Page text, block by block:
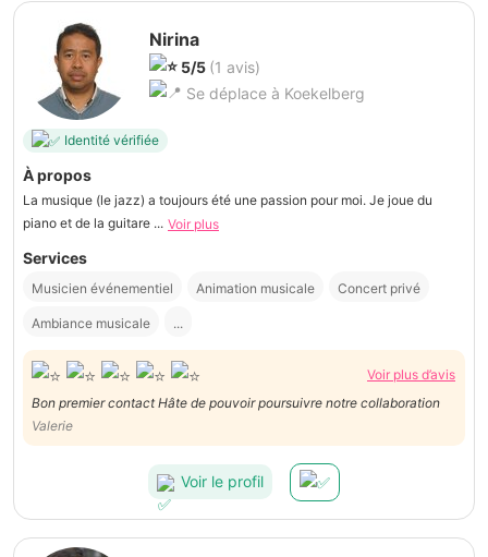
Nirina
5/5 (1 avis)
Se déplace à Koekelberg
Identité vérifiée
À propos
La musique (le jazz) a toujours été une passion pour moi. Je joue du
piano et de la guitare ... Voir plus
Services
Musicien événementiel Animation musicale Concert privé
Ambiance musicale ...
Voir plus d’avis
Bon premier contact Hâte de pouvoir poursuivre notre collaboration
Valerie
Voir le profil